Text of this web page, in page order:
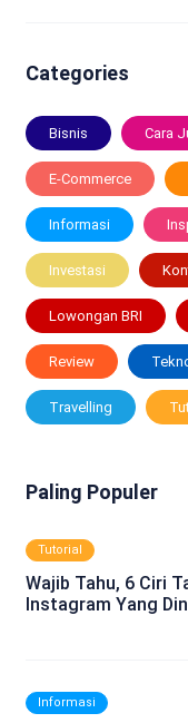
Categories
Bisnis Cara
E-Commerce
Informasi
Investasi
Lowongan BRI
Review
Travelling
Paling Populer
Tutorial
Wajib Tahu, 6 Ciri
Instagram Yang
Informasi